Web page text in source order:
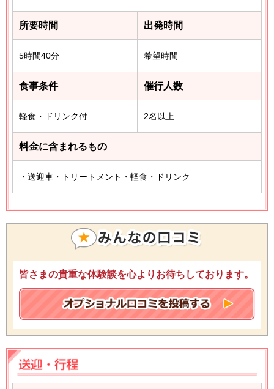
所要時間
5時間40分
出発時間
希望時間
食事条件
軽食・ドリンク付
催行人数
2名以上
料金に含まれるもの
・送迎車・トリートメント・軽食・ドリンク
皆さまの貴重な体験談を心よりお待ちしております。